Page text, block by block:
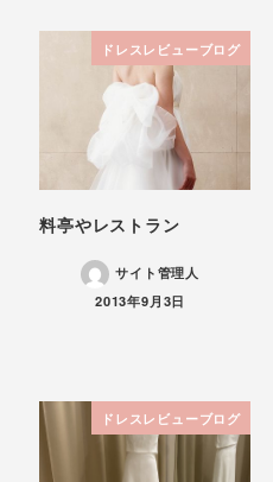
ドレスレビューブログ
料亭やレストラン
サイト管理人
投稿日
2013年9月3日
ドレスレビューブログ